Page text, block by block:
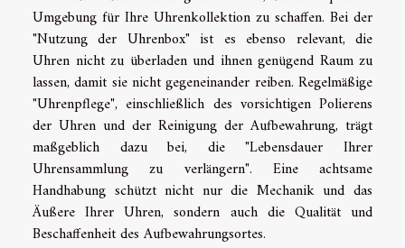
Umgebung für Ihre Uhrenkollektion zu schaffen. Bei der
"Nutzung der Uhrenbox" ist es ebenso relevant, die
Uhren nicht zu überladen und ihnen genügend Raum zu
lassen, damit sie nicht gegeneinander reiben. Regelmäßige
"Uhrenpflege", einschließlich des vorsichtigen Polierens
der Uhren und der Reinigung der Aufbewahrung, trägt
maßgeblich dazu bei, die "Lebensdauer Ihrer
Uhrensammlung zu verlängern". Eine achtsame
Handhabung schützt nicht nur die Mechanik und das
Äußere Ihrer Uhren, sondern auch die Qualität und
Beschaffenheit des Aufbewahrungsortes.